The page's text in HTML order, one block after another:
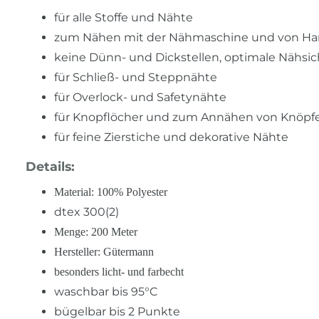
für alle Stoffe und Nähte
zum Nähen mit der Nähmaschine und von
keine Dünn- und Dickstellen, optimale
für Schließ- und Steppnähte
für Overlock- und Safetynähte
für Knopflöcher und zum Annähen von
für feine Zierstiche und dekorative Nähte
Details:
Material: 100% Polyester
dtex 300(2)
Menge: 200 Meter
Hersteller: Gütermann
besonders licht- und farbecht
waschbar bis 95°C
bügelbar bis 2 Punkte